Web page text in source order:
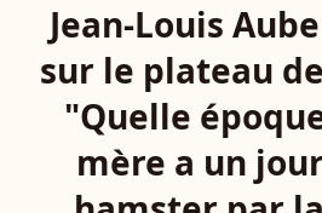
Jean-Louis
sur le plateau
"Quelle
mère a un